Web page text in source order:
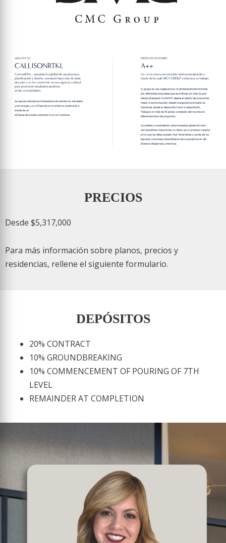
PRECIOS
Desde $5,317,000
Para más información sobre planos, precios y
residencias, rellene el siguiente formulario.
DEPÓSITOS
20% CONTRACT
10% GROUNDBREAKING
10% COMMENCEMENT OF POURING OF 7TH
LEVEL
REMAINDER AT COMPLETION